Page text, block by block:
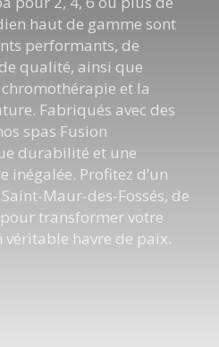
haut de gamme sont
performants, de
qualité, ainsi que
et la
Fabriqués avec des
spas Fusion
durabilité et une
inégalée. Profitez d’un
Maur-des-Fossés, de
pour transformer votre
véritable havre de paix.